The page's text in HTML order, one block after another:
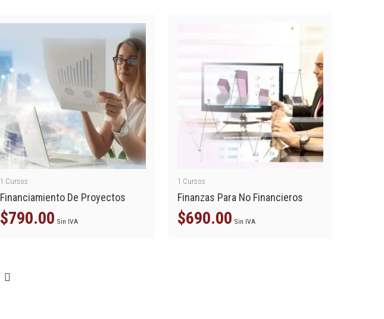
1 Cursos
Financiamiento De Proyectos
$790.00 Sin IVA
1 Cursos
Finanzas Para No Financieros
$690.00 Sin IVA